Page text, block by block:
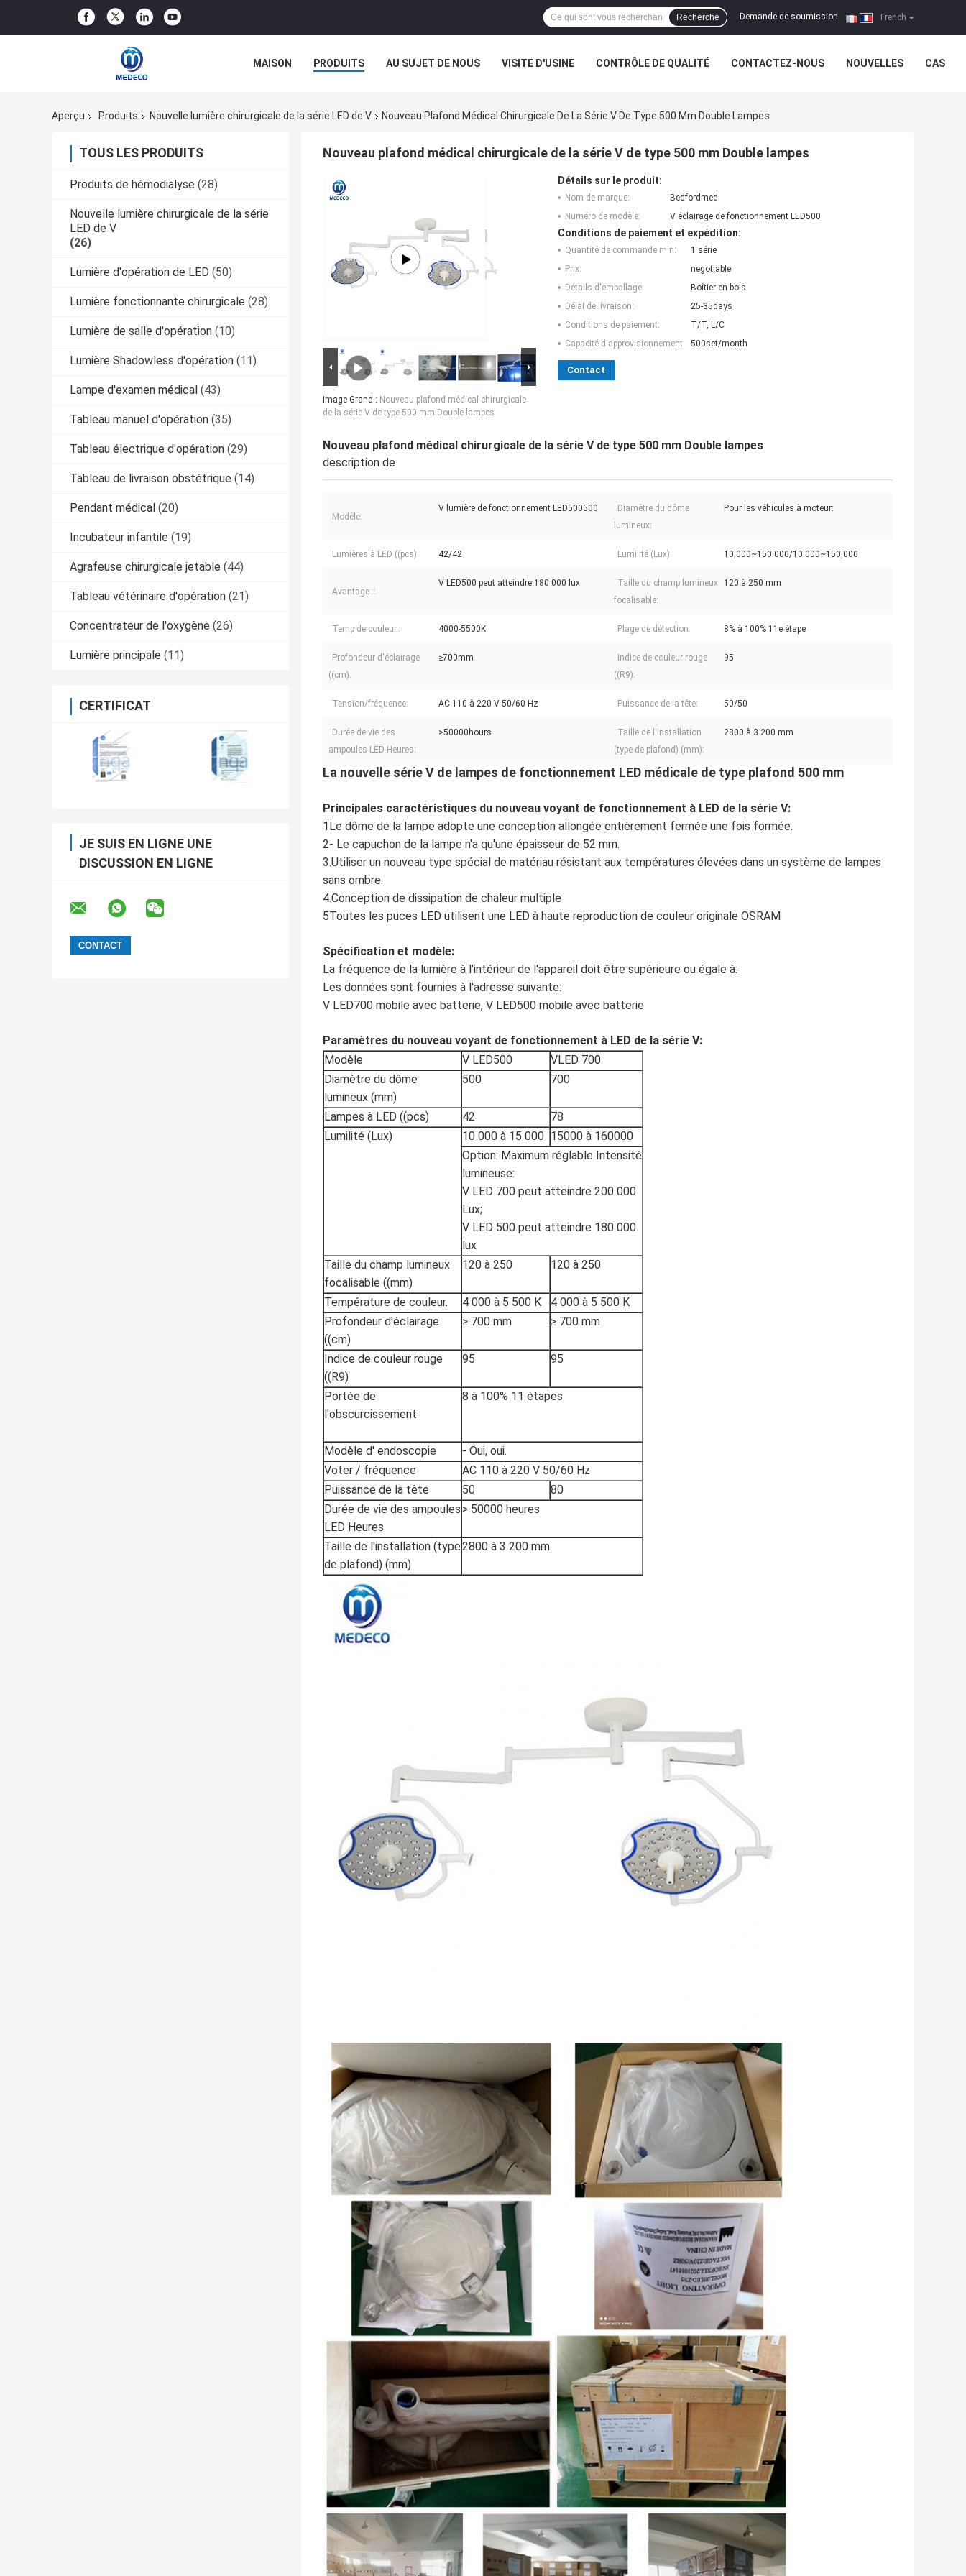
French
Demande de soumission |
Recherche
MAISON PRODUITS AU SUJET DE NOUS VISITE D'USINE CONTRÔLE DE QUALITÉ CONTACTEZ-NOUS NOUVELLES CAS
Aperçu Produits Nouvelle lumière chirurgicale de la série LED de V Nouveau Plafond Médical Chirurgicale De La Série V De Type 500 Mm Double Lampes
TOUS LES PRODUITS
Produits de hémodialyse (28)
Nouvelle lumière chirurgicale de la série
LED de V
(26)
Lumière d'opération de LED (50)
Lumière fonctionnante chirurgicale (28)
Lumière de salle d'opération (10)
Lumière Shadowless d'opération (11)
Lampe d'examen médical (43)
Tableau manuel d'opération (35)
Tableau électrique d'opération (29)
Tableau de livraison obstétrique (14)
Pendant médical (20)
Incubateur infantile (19)
Agrafeuse chirurgicale jetable (44)
Tableau vétérinaire d'opération (21)
Concentrateur de l'oxygène (26)
Lumière principale (11)
CERTIFICAT
JE SUIS EN LIGNE UNE
DISCUSSION EN LIGNE
Nouveau plafond médical chirurgicale de la série V de type 500 mm Double lampes
Image Grand : Nouveau plafond médical chirurgicale
de la série V de type 500 mm Double lampes
Détails sur le produit:
Nom de marque:
Bedfordmed
Numéro de modèle:
V éclairage de fonctionnement LED500
Conditions de paiement et expédition:
Quantité de commande min:
1 série
Prix:
negotiable
Détails d'emballage:
Boîtier en bois
Délai de livraison:
25-35days
Conditions de paiement:
T/T, L/C
Capacité d'approvisionnement:
500set/month
Contact
Nouveau plafond médical chirurgicale de la série V de type 500 mm Double lampes
description de
Modèle:
V lumière de fonctionnement LED500500
Diamètre du dôme
lumineux:
Pour les véhicules à moteur:
Lumières à LED ((pcs): 42/42 Lumilité (Lux): 10,000~150.000/10.000~150,000
Avantage ::
V LED500 peut atteindre 180 000 lux
Taille du champ lumineux
focalisable:
120 à 250 mm
Temp de couleur.: 4000-5500K Plage de détection: 8% à 100% 11e étape
Profondeur d'éclairage
((cm):
≥700mm
Indice de couleur rouge
((R9):
95
Tension/fréquence: AC 110 à 220 V 50/60 Hz Puissance de la tête: 50/50
Durée de vie des
ampoules LED Heures:
>50000hours
Taille de l'installation
(type de plafond) (mm):
2800 à 3 200 mm
La nouvelle série V de lampes de fonctionnement LED médicale de type plafond 500 mm
Principales caractéristiques du nouveau voyant de fonctionnement à LED de la série V:
1Le dôme de la lampe adopte une conception allongée entièrement fermée une fois formée.
2- Le capuchon de la lampe n'a qu'une épaisseur de 52 mm.
3.Utiliser un nouveau type spécial de matériau résistant aux températures élevées dans un système de lampes
sans ombre.
4.Conception de dissipation de chaleur multiple
5Toutes les puces LED utilisent une LED à haute reproduction de couleur originale OSRAM
Spécification et modèle:
La fréquence de la lumière à l'intérieur de l'appareil doit être supérieure ou égale à:
Les données sont fournies à l'adresse suivante:
V LED700 mobile avec batterie, V LED500 mobile avec batterie
Paramètres du nouveau voyant de fonctionnement à LED de la série V:
Modèle
V LED500
VLED 700
Diamètre du dôme
lumineux (mm)
500 700
Lampes à LED ((pcs) 42
78
Lumilité (Lux)
10 000 à 15 000 15000 à 160000
Option: Maximum réglable Intensité
lumineuse:
V LED 700 peut atteindre 200 000
Lux;
V LED 500 peut atteindre 180 000
lux
Taille du champ lumineux
focalisable ((mm)
120 à 250 120 à 250
Température de couleur. 4 000 à 5 500 K
4 000 à 5 500 K
Profondeur d'éclairage
((cm)
≥ 700 mm ≥ 700 mm
Indice de couleur rouge
((R9)
95 95
Portée de
l'obscurcissement
8 à 100% 11 étapes
Modèle d' endoscopie
- Oui, oui.
Voter / fréquence
AC 110 à 220 V 50/60 Hz
Puissance de la tête
50
80
Durée de vie des ampoules
LED Heures
> 50000 heures
Taille de l'installation (type
de plafond) (mm)
2800 à 3 200 mm